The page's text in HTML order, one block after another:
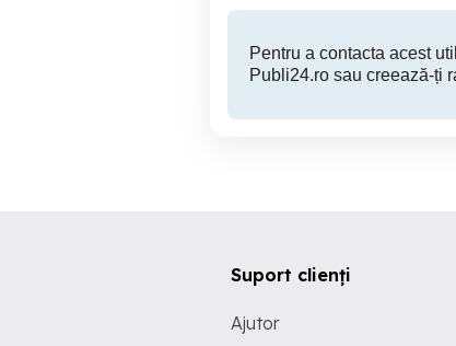
Pentru a contacta acest
Publi24.ro sau creează-ți
Suport clienți
Ajutor